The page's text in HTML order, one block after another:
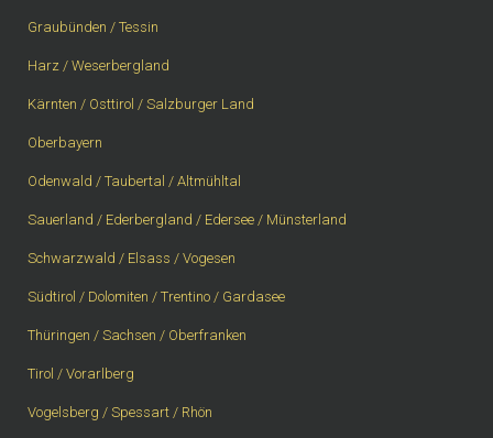
Graubünden / Tessin
Harz / Weserbergland
Kärnten / Osttirol / Salzburger Land
Oberbayern
Odenwald / Taubertal / Altmühltal
Sauerland / Ederbergland / Edersee / Münsterland
Schwarzwald / Elsass / Vogesen
Südtirol / Dolomiten / Trentino / Gardasee
Thüringen / Sachsen / Oberfranken
Tirol / Vorarlberg
Vogelsberg / Spessart / Rhön